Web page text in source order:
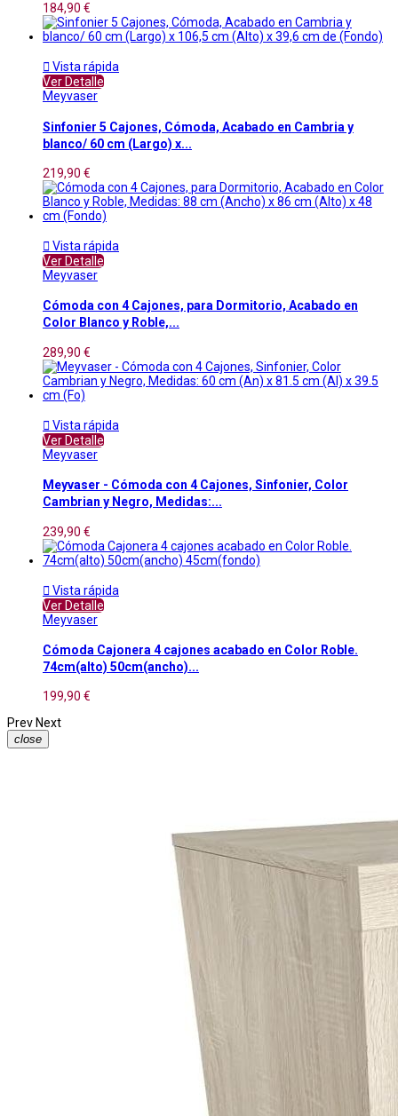
184,90 €
 Vista rápida
Ver Detalle
Meyvaser
Sinfonier 5 Cajones, Cómoda, Acabado en Cambria y
blanco/ 60 cm (Largo) x...
219,90 €
 Vista rápida
Ver Detalle
Meyvaser
Cómoda con 4 Cajones, para Dormitorio, Acabado en
Color Blanco y Roble,...
289,90 €
 Vista rápida
Ver Detalle
Meyvaser
Meyvaser - Cómoda con 4 Cajones, Sinfonier, Color
Cambrian y Negro, Medidas:...
239,90 €
 Vista rápida
Ver Detalle
Meyvaser
Cómoda Cajonera 4 cajones acabado en Color Roble.
74cm(alto) 50cm(ancho)...
199,90 €
Prev Next
close